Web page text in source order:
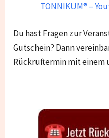
TONNIKUM® –
Du hast Fragen zur
Gutschein? Dann
Rückruftermin mit einem